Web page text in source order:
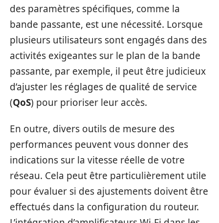
des paramètres spécifiques, comme la
bande passante, est une nécessité. Lorsque
plusieurs utilisateurs sont engagés dans des
activités exigeantes sur le plan de la bande
passante, par exemple, il peut être judicieux
d’ajuster les réglages de qualité de service
(QoS) pour prioriser leur accès.
En outre, divers outils de mesure des
performances peuvent vous donner des
indications sur la vitesse réelle de votre
réseau. Cela peut être particulièrement utile
pour évaluer si des ajustements doivent être
effectués dans la configuration du routeur.